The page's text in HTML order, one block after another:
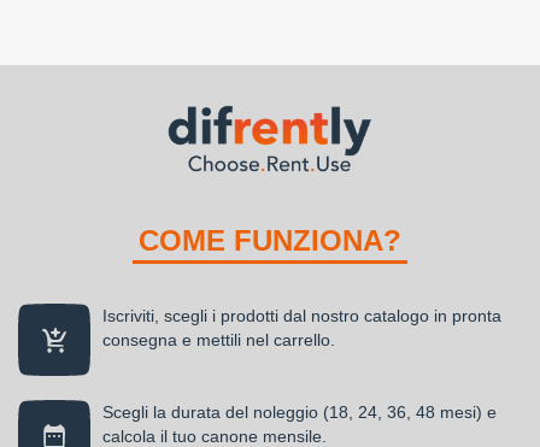
COME FUNZIONA?
Iscriviti, scegli i prodotti dal nostro catalogo in pronta
consegna e mettili nel carrello.
Scegli la durata del noleggio (18, 24, 36, 48 mesi) e
calcola il tuo canone mensile.